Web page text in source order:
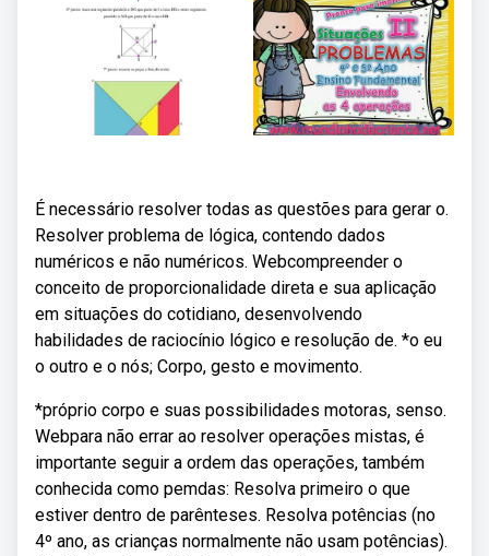
É necessário resolver todas as questões para gerar o.
Resolver problema de lógica, contendo dados
numéricos e não numéricos. Webcompreender o
conceito de proporcionalidade direta e sua aplicação
em situações do cotidiano, desenvolvendo
habilidades de raciocínio lógico e resolução de. *o eu
o outro e o nós; Corpo, gesto e movimento.
*próprio corpo e suas possibilidades motoras, senso.
Webpara não errar ao resolver operações mistas, é
importante seguir a ordem das operações, também
conhecida como pemdas: Resolva primeiro o que
estiver dentro de parênteses. Resolva potências (no
4º ano, as crianças normalmente não usam potências).